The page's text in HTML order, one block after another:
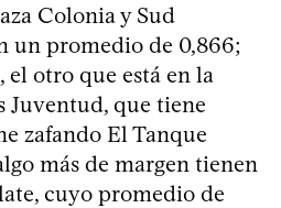
Colonia y Sud
un promedio de 0,866;
otro que está en la
Juventud, que tiene
zafando El Tanque
más de margen tienen
cuyo promedio de